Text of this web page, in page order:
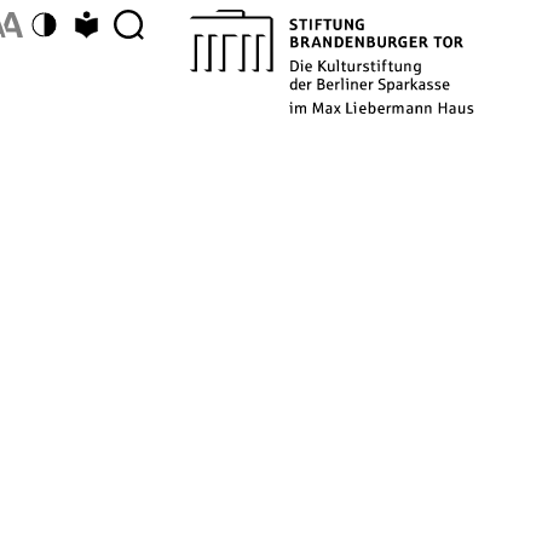
Farbschema umschalten
Zu Leichter Sprache wechseln